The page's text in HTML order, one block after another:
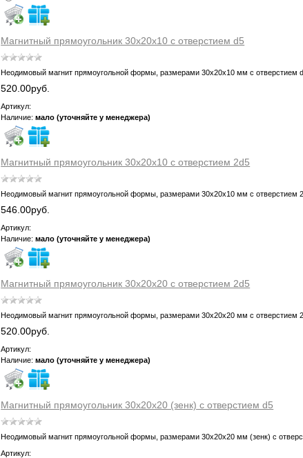
Магнитный прямоугольник 30х20х10 с отверстием d5
Неодимовый магнит прямоугольной формы, размерами 30х20х10 мм с отверстием
520.00руб.
Артикул:
Наличие: мало (уточняйте у менеджера)
Магнитный прямоугольник 30х20х10 с отверстием 2d5
Неодимовый магнит прямоугольной формы, размерами 30х20х10 мм с отверстием
546.00руб.
Артикул:
Наличие: мало (уточняйте у менеджера)
Магнитный прямоугольник 30х20х20 с отверстием 2d5
Неодимовый магнит прямоугольной формы, размерами 30х20х20 мм с отверстием
520.00руб.
Артикул:
Наличие: мало (уточняйте у менеджера)
Магнитный прямоугольник 30х20х20 (зенк) с отверстием d5
Неодимовый магнит прямоугольной формы, размерами 30х20х20 мм (зенк) с
Артикул: